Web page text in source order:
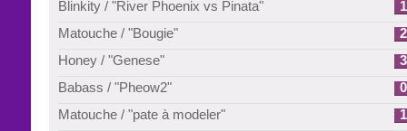
Blinkity / "River Phoenix vs Pinata"
1
Matouche / "Bougie"
2
Honey / "Genese"
3
Babass / "Pheow2"
0
Matouche / "pate à modeler"
1